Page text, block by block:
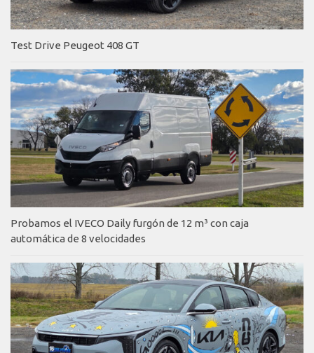
Test Drive Peugeot 408 GT
Probamos el IVECO Daily furgón de 12 m³ con caja
automática de 8 velocidades